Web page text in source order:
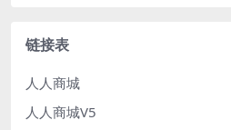
链接表
人人商城
人人商城V5